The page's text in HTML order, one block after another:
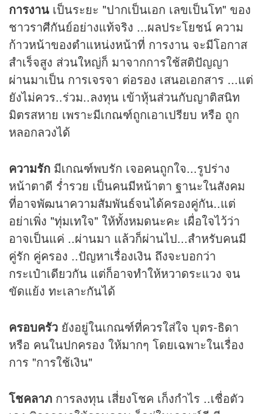
การงาน เป็นระยะ "ปากเป็นเอก เลขเป็นโท" ของ
ชาวราศีกันย์อย่างแท้จริง ...ผลประโยชน์ ความ
ก้าวหน้าของตำแหน่งหน้าที่ การงาน จะมีโอกาส
สำเร็จสูง ส่วนใหญ่ก็ มาจากการใช้สติปัญญา
ผ่านมาเป็น การเจรจา ต่อรอง เสนอเอกสาร ...แต่
ยังไม่ควร..ร่วม..ลงทุน เข้าหุ้นส่วนกับญาติสนิท
มิตรสหาย เพราะมีเกณฑ์ถูกเอาเปรียบ หรือ ถูก
หลอกลวงได้
ความรัก มีเกณฑ์พบรัก เจอคนถูกใจ...รูปร่าง
หน้าตาดี ร่ำรวย เป็นคนมีหน้าตา ฐานะในสังคม
ที่อาจพัฒนาความสัมพันธ์จนได้ครองคู่กัน..แต่
อย่าเพิ่ง "ทุ่มเทใจ" ให้ทั้งหมดนะคะ เผื่อใจไว้ว่า
อาจเป็นแค่ ..ผ่านมา แล้วก็ผ่านไป...สำหรับคนมี
คู่รัก คู่ครอง ..ปัญหาเรื่องเงิน ถึงจะบอกว่า
กระเป๋าเดียวกัน แต่ก็อาจทำให้หวาดระแวง จน
ขัดแย้ง ทะเลาะกันได้
ครอบครัว ยังอยู่ในเกณฑ์ที่ควรใส่ใจ บุตร-ธิดา
หรือ คนในปกครอง ให้มากๆ โดยเฉพาะในเรื่อง
การ "การใช้เงิน"
โชคลาภ การลงทุน เสี่ยงโชค เก็งกำไร ..เชื่อตัว